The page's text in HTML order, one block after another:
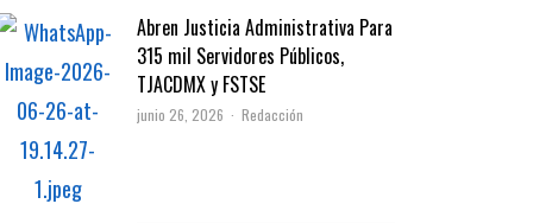
Abren Justicia Administrativa Para
315 mil Servidores Públicos,
TJACDMX y FSTSE
junio 26, 2026 Author
Redacción